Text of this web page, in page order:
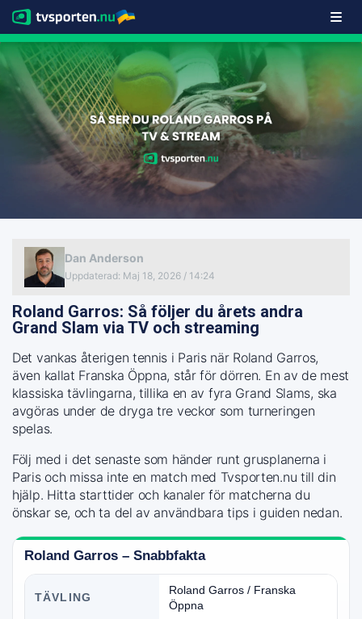
Dan Anderson
Uppdaterad: Maj 18, 2026 / 14:24
Roland Garros: Så följer du årets andra
Grand Slam via TV och streaming
Det vankas återigen tennis i Paris när Roland Garros,
även kallat Franska Öppna, står för dörren. En av de mest
klassiska tävlingarna, tillika en av fyra Grand Slams, ska
avgöras under de dryga tre veckor som turneringen
spelas.
Följ med i det senaste som händer runt grusplanerna i
Paris och missa inte en match med Tvsporten.nu till din
hjälp. Hitta starttider och kanaler för matcherna du
önskar se, och ta del av användbara tips i guiden nedan.
Roland Garros – Snabbfakta
TÄVLING
Roland Garros / Franska
Öppna